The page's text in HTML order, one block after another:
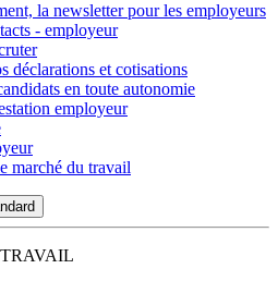
la newsletter pour les employeurs
- employeur
déclarations et cotisations
en toute autonomie
employeur
marché du travail